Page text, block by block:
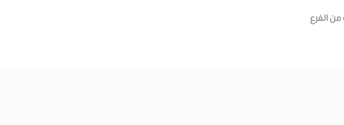
من الفرع